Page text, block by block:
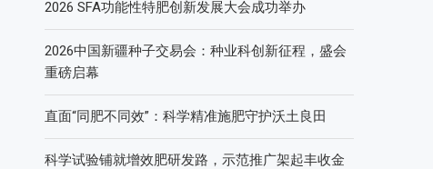
2026 SFA功能性特肥创新发展大会成功举办
2026中国新疆种子交易会：种业科创新征程，盛会
重磅启幕
直面“同肥不同效”：科学精准施肥守护沃土良田
科学试验铺就增效肥研发路，示范推广架起丰收金